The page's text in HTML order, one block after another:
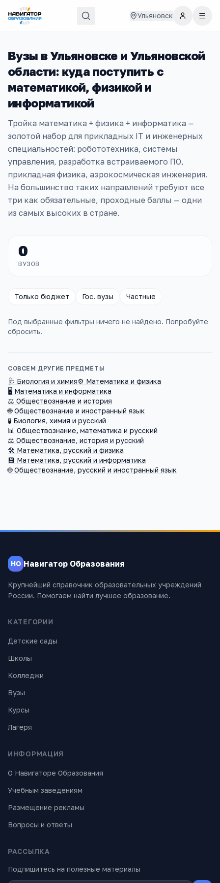
Ульяновск
Вузы вУльяновске и Ульяновской
области: куда поступить с
математикой, физикой и
информатикой
Тройка математика + физика + информатика —
золотой набор для прикладных IT и инженерных
специальностей: робототехника, системы
управления, разработка встраиваемого ПО,
прикладная физика, аэрокосмическая инженерия.
На большинство таких направлений требуют все
три как обязательные, проходные баллы — одни
из самых высоких в стране.
0
ВУЗОВ
Только бюджет Гос. вузы Частные
Под выбранные фильтры ничего не найдено. Попробуйте
сбросить.
СОВСЕМ ДРУГИЕ ПРЕДМЕТЫ
🩺 Биология и химия⚙️ Математика и физика
🖥️ Математика и информатика
⚖️ Обществознание и история
🌐 Обществознание и иностранный язык
🧪 Биология, химия и русский
📊 Обществознание, математика и русский
⚖️ Обществознание, история и русский
🛠️ Математика, русский и физика
💾 Математика, русский и информатика
🌐 Обществознание, русский и иностранный язык
НО Навигатор Образования
Крупнейший справочник образовательных учреждений
России. Помогаем найти лучшее образование.
КАТЕГОРИИ
Детские сады
Школы
Колледжи
Вузы
Курсы
Лагеря
ИНФОРМАЦИЯ
О Навигаторе Образования
Учебным заведениям
Размещение рекламы
Вопросы и ответы
РАССЫЛКА
Подпишитесь на полезные материалы